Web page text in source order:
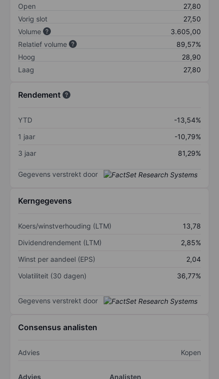
Open
27,80
Vorig slot
27,50
Volume
3.605,00
Relatief volume
89,57%
Hoog
28,90
Laag
27,80
Rendement
YTD
-13,54%
1 jaar
-10,79%
3 jaar
81,29%
Gegevens verstrekt door
Kerngegevens
Koers/winstverhouding (LTM)
13,78
Dividendrendement (LTM)
2,85%
Winst per aandeel (EPS)
2,04
Volatiliteit (30 dagen)
36,77%
Gegevens verstrekt door
Consensus analisten
Advies Kopen
Advies
Analisten